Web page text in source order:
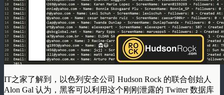
IT之家了解到，以色列安全公司 Hudson Rock 的联合创始人
Alon Gal 认为，黑客可以利用这个刚刚泄露的 Twitter 数据库